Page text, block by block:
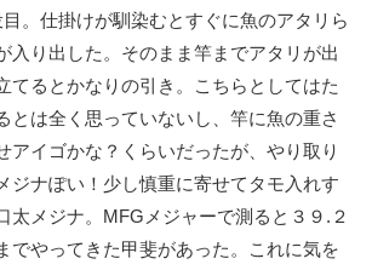
。仕掛けが馴染むとすぐに魚のアタリら
入り出した。そのまま竿までアタリが出
てるとかなりの引き。こちらとしてはた
とは全く思っていないし、竿に魚の重さ
アイゴかな？くらいだったが、やり取り
ジナぽい！少し慎重に寄せてタモ入れす
太メジナ。MFGメジャーで測ると３９.２
でやってきた甲斐があった。これに気を